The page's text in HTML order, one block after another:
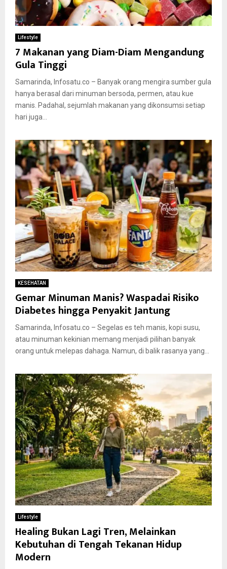
Lifestyle
7 Makanan yang Diam-Diam Mengandung
Gula Tinggi
Samarinda, Infosatu.co – Banyak orang mengira sumber gula
hanya berasal dari minuman bersoda, permen, atau kue
manis. Padahal, sejumlah makanan yang dikonsumsi setiap
hari juga...
KESEHATAN
Gemar Minuman Manis? Waspadai Risiko
Diabetes hingga Penyakit Jantung
Samarinda, Infosatu.co – Segelas es teh manis, kopi susu,
atau minuman kekinian memang menjadi pilihan banyak
orang untuk melepas dahaga. Namun, di balik rasanya yang...
Lifestyle
Healing Bukan Lagi Tren, Melainkan
Kebutuhan di Tengah Tekanan Hidup
Modern